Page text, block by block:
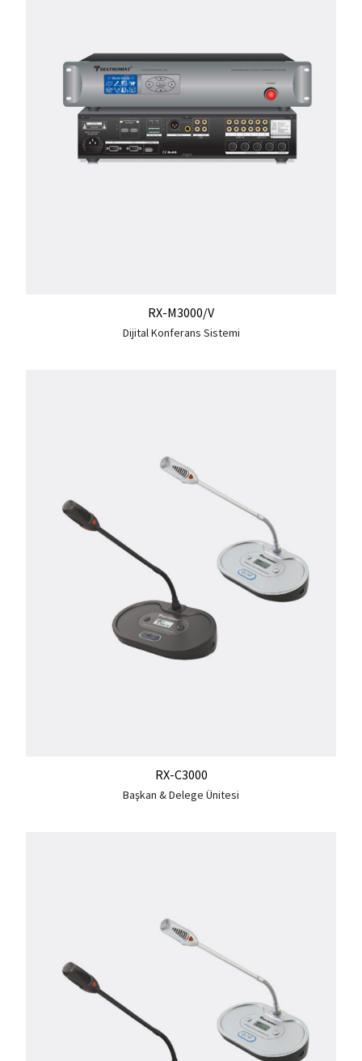
RX-M3000/V
Dijital Konferans Sistemi
RX-C3000
Başkan & Delege Ünitesi